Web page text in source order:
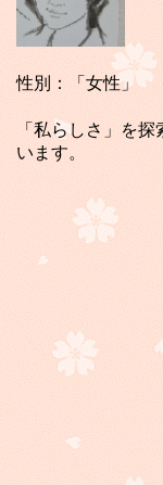
性別：「女性」
「私らしさ」を
います。